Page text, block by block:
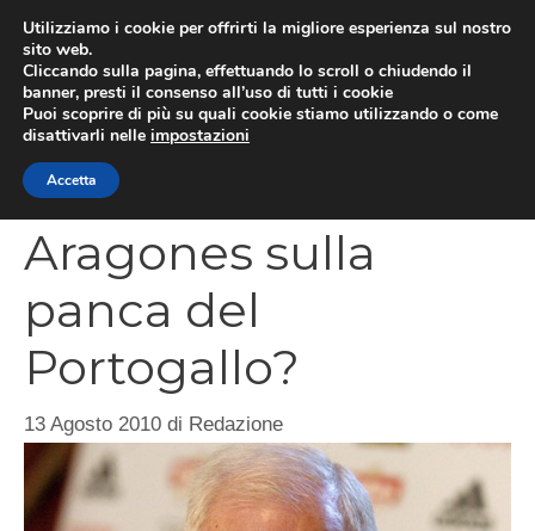
contenuto
Aragones sulla
panca del
Portogallo?
13 Agosto 2010 di Redazione
Utilizziamo i cookie per offrirti la migliore esperienza sul nostro
sito web.
Cliccando sulla pagina, effettuando lo scroll o chiudendo il
banner, presti il consenso all’uso di tutti i cookie
Puoi scoprire di più su quali cookie stiamo utilizzando o come
disattivarli nelle impostazioni
Accetta